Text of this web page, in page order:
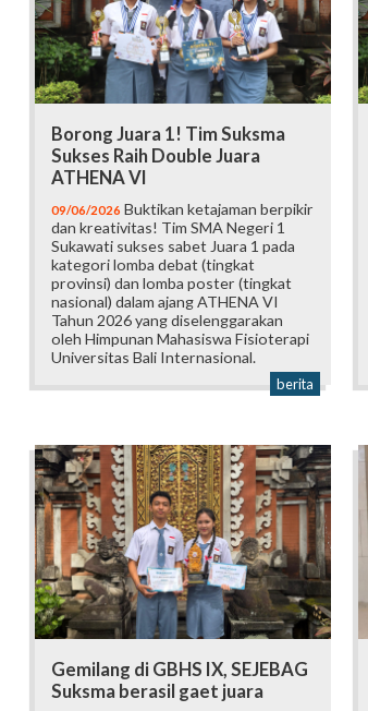
Borong Juara 1! Tim Suksma
Sukses Raih Double Juara
ATHENA VI
09/06/2026 Buktikan ketajaman berpikir
dan kreativitas! Tim SMA Negeri 1
Sukawati sukses sabet Juara 1 pada
kategori lomba debat (tingkat
provinsi) dan lomba poster (tingkat
nasional) dalam ajang ATHENA VI
Tahun 2026 yang diselenggarakan
oleh Himpunan Mahasiswa Fisioterapi
Universitas Bali Internasional.
berita
Gemilang di GBHS IX, SEJEBAG
Suksma berasil gaet juara